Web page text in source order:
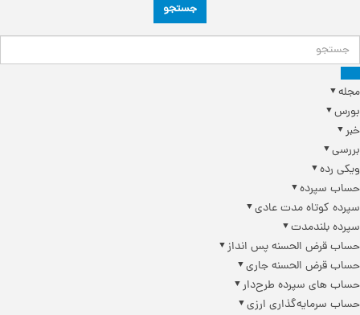
جستجو
مجله
بورس
خبر
بررسی
ویکی رده
حساب سپرده
سپرده کوتاه مدت عادی
سپرده بلندمدت
حساب قرض الحسنه پس انداز
حساب قرض الحسنه جاری
حساب های سپرده طرح‌دار
حساب سرمایه‌گذاری ارزی